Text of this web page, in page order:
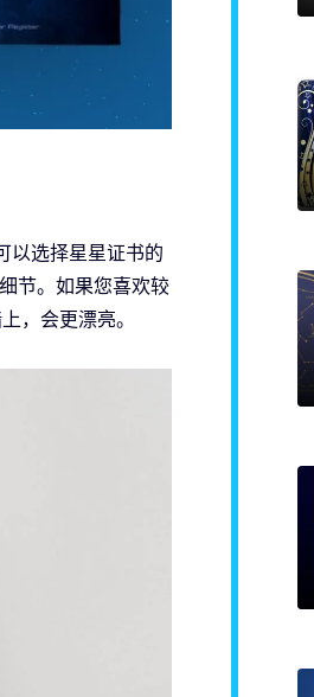
以选择星星证书的
节。如果您喜欢较
，会更漂亮。